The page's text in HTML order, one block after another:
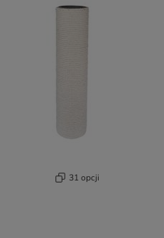
31 opcji